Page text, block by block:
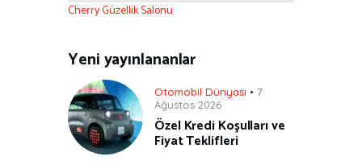
Cherry Güzellik Salonu
Yeni yayınlananlar
Otomobil Dünyası
7
Ağustos 2026
Özel Kredi Koşulları ve
Fiyat Teklifleri